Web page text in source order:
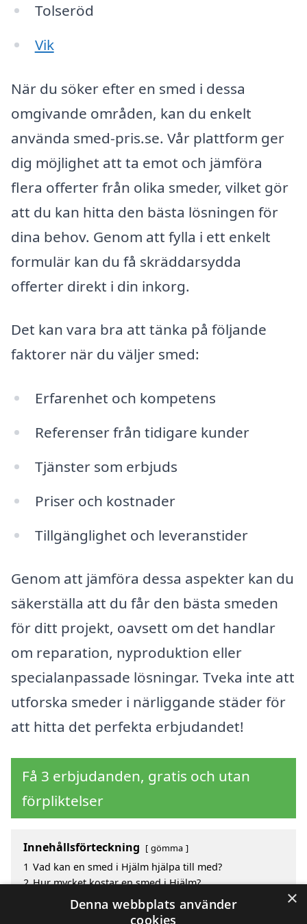
Tolseröd
Vik
När du söker efter en smed i dessa
omgivande områden, kan du enkelt
använda smed-pris.se. Vår plattform ger
dig möjlighet att ta emot och jämföra
flera offerter från olika smeder, vilket gör
att du kan hitta den bästa lösningen för
dina behov. Genom att fylla i ett enkelt
formulär kan du få skräddarsydda
offerter direkt i din inkorg.
Det kan vara bra att tänka på följande
faktorer när du väljer smed:
Erfarenhet och kompetens
Referenser från tidigare kunder
Tjänster som erbjuds
Priser och kostnader
Tillgänglighet och leveranstider
Genom att jämföra dessa aspekter kan du
säkerställa att du får den bästa smeden
för ditt projekt, oavsett om det handlar
om reparation, nyproduktion eller
specialanpassade lösningar. Tveka inte att
utforska smeder i närliggande städer för
att hitta det perfekta erbjudandet!
Få 3 erbjudanden, gratis och utan
förpliktelser
Innehållsförteckning gömma
1 Vad kan en smed i Hjälm hjälpa till med?
2 Hur mycket kostar en smed i Hjälm?
Fördelar med att välja smed i Hjälm
Sök efter en skicklig smed i de omgivande städerna
×
Denna webbplats använder
cookies